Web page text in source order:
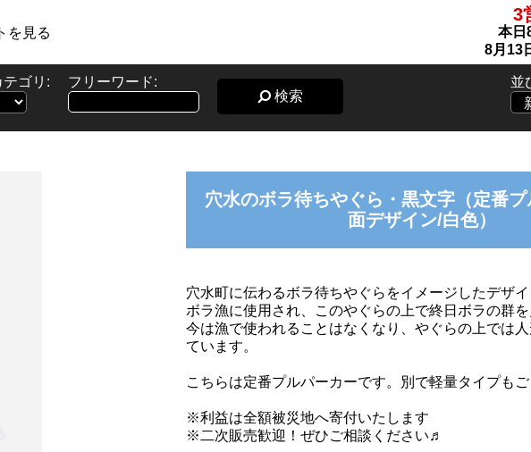
を見る
3
本日
8月13
テゴリ:
フリーワード:
検索
並
穴水のボラ待ちやぐら・黒文字（定番
面デザイン/白色）
穴水町に伝わるボラ待ちやぐらをイメージしたデザイ
ボラ漁に使用され、このやぐらの上で終日ボラの群を
今は漁で使われることはなくなり、やぐらの上では
ています。
こちらは定番プルパーカーです。別で軽量タイプもご
※利益は全額被災地へ寄付いたします
※二次販売歓迎！ぜひご相談ください♬